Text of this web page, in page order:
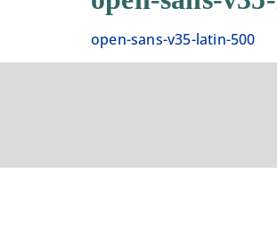
open-sans-v35-latin-500